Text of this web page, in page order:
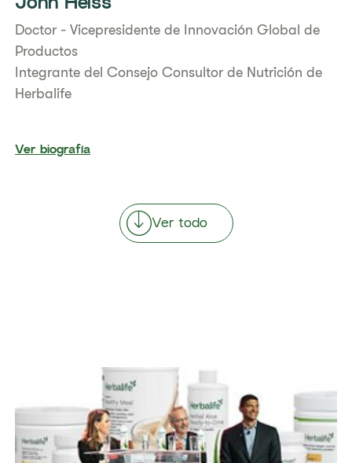
John Heiss
Doctor - Vicepresidente de Innovación Global de
Productos
Integrante del Consejo Consultor de Nutrición de
Herbalife
Ver biografía
Ver todo